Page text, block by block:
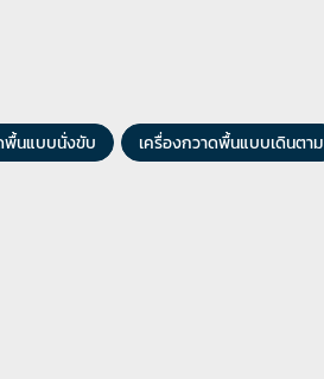
พื้นแบบนั่งขับ เครื่องกวาดพื้นแบบเดินตาม